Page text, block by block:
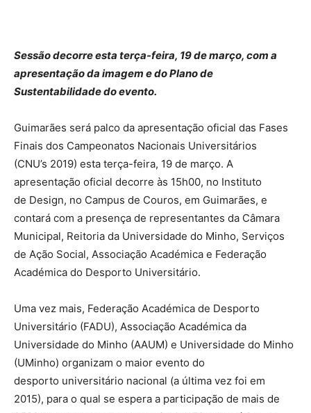
Sessão decorre esta terça-feira, 19 de março, com a
apresentação da imagem e do Plano de
Sustentabilidade do evento.
Guimarães será palco da apresentação oficial das Fases
Finais dos Campeonatos Nacionais Universitários
(CNU’s 2019) esta terça-feira, 19 de março. A
apresentação oficial decorre às 15h00, no Instituto
de Design, no Campus de Couros, em Guimarães, e
contará com a presença de representantes da Câmara
Municipal, Reitoria da Universidade do Minho, Serviços
de Ação Social, Associação Académica e Federação
Académica do Desporto Universitário.
Uma vez mais, Federação Académica de Desporto
Universitário (FADU), Associação Académica da
Universidade do Minho (AAUM) e Universidade do Minho
(UMinho) organizam o maior evento do
desporto universitário nacional (a última vez foi em
2015), para o qual se espera a participação de mais de